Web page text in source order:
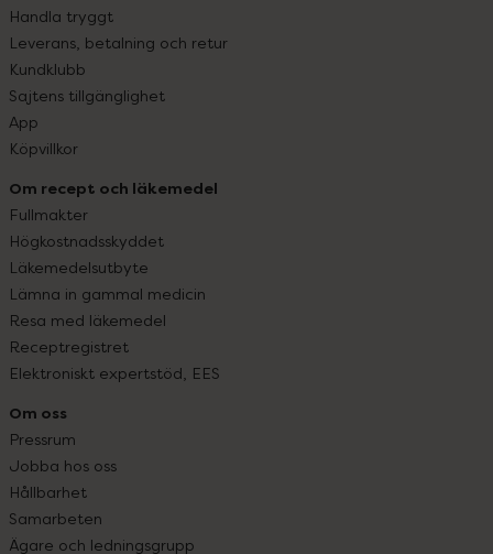
Handla tryggt
Leverans, betalning och retur
Kundklubb
Sajtens tillgänglighet
App
Köpvillkor
Om recept och läkemedel
Fullmakter
Högkostnadsskyddet
Läkemedelsutbyte
Lämna in gammal medicin
Resa med läkemedel
Receptregistret
Elektroniskt expertstöd, EES
Om oss
Pressrum
Jobba hos oss
Hållbarhet
Samarbeten
Ägare och ledningsgrupp